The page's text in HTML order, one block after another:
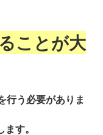
ことが大
行う必要がありま
す。